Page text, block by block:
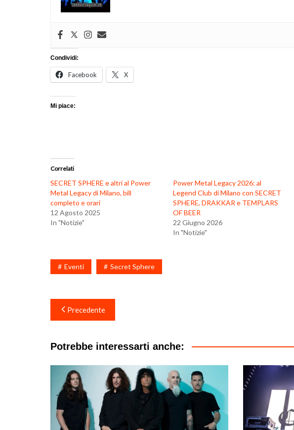
Condividi:
Facebook X
Mi piace:
Correlati
SECRET SPHERE e altri al Power
Metal Legacy di Milano, bill
completo e orari
12 Agosto 2025
In "Notizie"
Power Metal Legacy 2026: al
Legend Club di Milano con SECRET
SPHERE, DRAKKAR e TEMPLARS
OF BEER
22 Giugno 2026
In "Notizie"
Eventi Secret Sphere
Navigazione
articoli
Precedente
Potrebbe interessarti anche: